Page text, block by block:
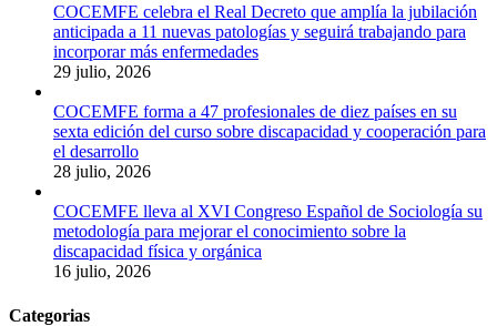
COCEMFE celebra el Real Decreto que amplía la jubilación
anticipada a 11 nuevas patologías y seguirá trabajando para
incorporar más enfermedades
29 julio, 2026
COCEMFE forma a 47 profesionales de diez países en su
sexta edición del curso sobre discapacidad y cooperación para
el desarrollo
28 julio, 2026
COCEMFE lleva al XVI Congreso Español de Sociología su
metodología para mejorar el conocimiento sobre la
discapacidad física y orgánica
16 julio, 2026
Categorias